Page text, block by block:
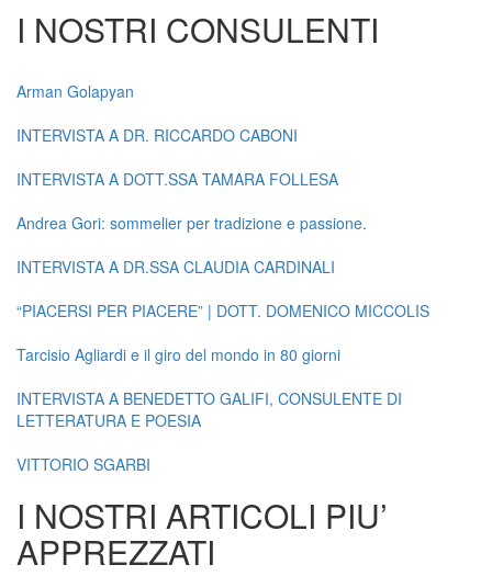
I NOSTRI CONSULENTI
Arman Golapyan
INTERVISTA A DR. RICCARDO CABONI
INTERVISTA A DOTT.SSA TAMARA FOLLESA
Andrea Gori: sommelier per tradizione e passione.
INTERVISTA A DR.SSA CLAUDIA CARDINALI
“PIACERSI PER PIACERE” | DOTT. DOMENICO MICCOLIS
Tarcisio Agliardi e il giro del mondo in 80 giorni
INTERVISTA A BENEDETTO GALIFI, CONSULENTE DI
LETTERATURA E POESIA
VITTORIO SGARBI
I NOSTRI ARTICOLI PIU’
APPREZZATI